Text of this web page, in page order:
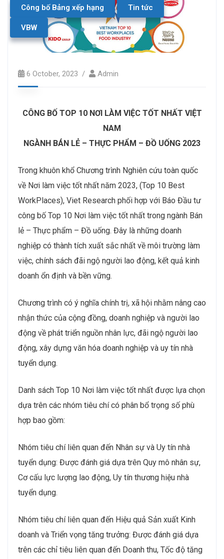
Công bố Bảng xếp hạng Tin tức
VBW
6 October, 2023 Admin
CÔNG BỐ TOP 10 NƠI LÀM VIỆC TỐT NHẤT VIỆT
NAM
NGÀNH BÁN LẺ – THỰC PHẨM – ĐỒ UỐNG 2023
Trong khuôn khổ Chương trình Nghiên cứu toàn quốc
về Nơi làm việc tốt nhất năm 2023, (Top 10 Best
WorkPlaces), Viet Research phối hợp với Báo Đầu tư
công bố Top 10 Nơi làm việc tốt nhất trong ngành Bán
lẻ – Thực phẩm – Đồ uống. Đây là những doanh
nghiệp có thành tích xuất sắc nhất về môi trường làm
việc, chính sách đãi ngộ người lao động, kết quả kinh
doanh ổn định và bền vững.
Chương trình có ý nghĩa chính trị, xã hội nhằm nâng cao
nhận thức của cộng đồng, doanh nghiệp và người lao
động về phát triển nguồn nhân lực, đãi ngộ người lao
động, xây dựng văn hóa doanh nghiệp và uy tín nhà
tuyển dụng.
Danh sách Top 10 Nơi làm việc tốt nhất được lựa chọn
dựa trên các nhóm tiêu chí có phân bổ trọng số phù
hợp bao gồm:
Nhóm tiêu chí liên quan đến Nhân sự và Uy tín nhà
tuyển dụng: Được đánh giá dựa trên Quy mô nhân sự,
Cơ cấu lực lượng lao động, Uy tín thương hiệu nhà
tuyển dụng.
Nhóm tiêu chí liên quan đến Hiệu quả Sản xuất Kinh
doanh và Triển vọng tăng trưởng: Được đánh giá dựa
trên các chỉ tiêu liên quan đến Doanh thu, Tốc độ tăng